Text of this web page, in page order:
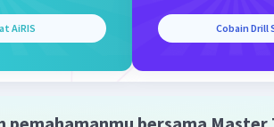
2x + 6
+ 6
AiRIS Cobain Drill